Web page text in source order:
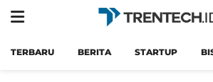
TERBARU BERITA STARTUP